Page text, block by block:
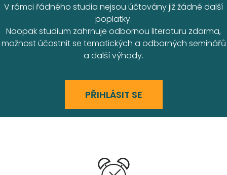
V rámci řádného studia nejsou účtovány již žádné další
poplatky.
Naopak studium zahrnuje odbornou literaturu zdarma,
možnost účastnit se tematických a odborných seminářů
a další výhody.
PŘIHLÁSIT SE